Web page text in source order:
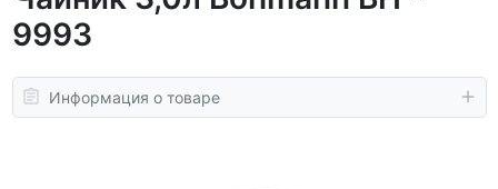
9993
Информация о товаре